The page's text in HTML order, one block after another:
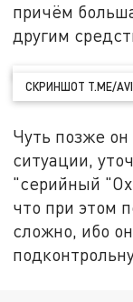
причём
другим
СКРИНШОТ T.ME/
Чуть позже
ситуации,
"серийный
что при этом
сложно, ибо